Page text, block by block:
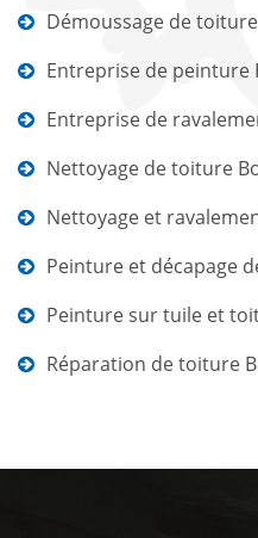
Démoussage de
Entreprise de peinture
Entreprise de
Nettoyage de toiture
Nettoyage et
Peinture et décapage
Peinture sur tuile et
Réparation de toiture